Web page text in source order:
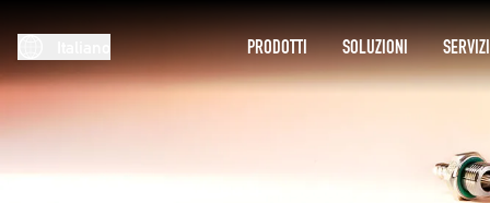
PRODOTTI SOLUZIONI